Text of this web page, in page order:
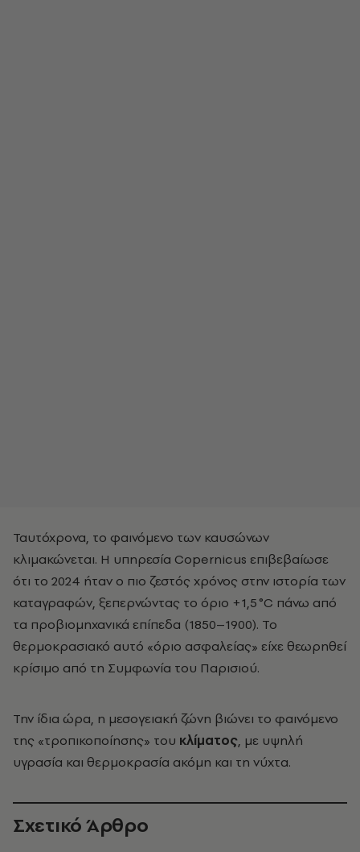
Ταυτόχρονα, το φαινόμενο των καυσώνων
κλιμακώνεται. Η υπηρεσία Copernicus επιβεβαίωσε
ότι το 2024 ήταν ο πιο ζεστός χρόνος στην ιστορία των
καταγραφών, ξεπερνώντας το όριο +1,5 °C πάνω από
τα προβιομηχανικά επίπεδα (1850–1900). Το
θερμοκρασιακό αυτό «όριο ασφαλείας» είχε θεωρηθεί
κρίσιμο από τη Συμφωνία του Παρισιού.
Την ίδια ώρα, η μεσογειακή ζώνη βιώνει το φαινόμενο
της «τροπικοποίησης» του κλίματος, με υψηλή
υγρασία και θερμοκρασία ακόμη και τη νύχτα.
Σχετικό Άρθρο